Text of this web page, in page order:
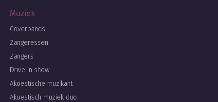
Muziek
Coverbands
Zangeressen
Zangers
Drive in show
Akoestische muzikant
Akoestisch muziek duo